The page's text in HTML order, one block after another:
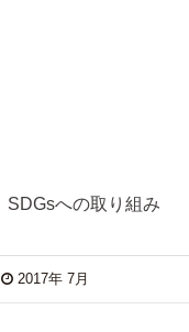
SDGsへの取り組み
2017年 7月